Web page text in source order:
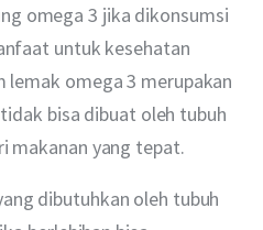
omega 3 jika dikonsumsi
untuk kesehatan
lemak omega 3 merupakan
bisa dibuat oleh tubuh
makanan yang tepat.
dibutuhkan oleh tubuh